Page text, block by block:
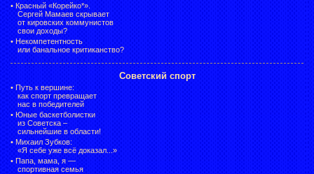
• Красный «Корейко*».
Сергей Мамаев скрывает
от кировских коммунистов
свои доходы?
• Некомпетентность
или банальное критиканство?
Советский спорт
• Путь к вершине:
как спорт превращает
нас в победителей
• Юные баскетболистки
из Советска –
сильнейшие в области!
• Михаил Зубков:
«Я себе уже всё доказал...»
• Папа, мама, я —
спортивная семья